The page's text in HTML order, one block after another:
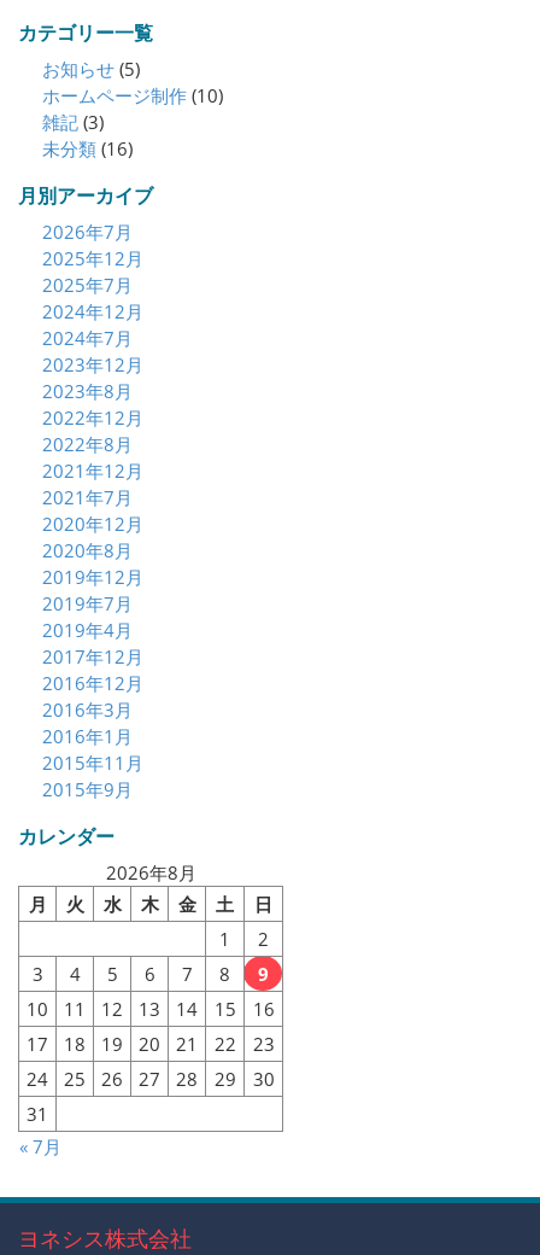
カテゴリー一覧
お知らせ (5)
ホームページ制作 (10)
雑記 (3)
未分類 (16)
月別アーカイブ
2026年7月
2025年12月
2025年7月
2024年12月
2024年7月
2023年12月
2023年8月
2022年12月
2022年8月
2021年12月
2021年7月
2020年12月
2020年8月
2019年12月
2019年7月
2019年4月
2017年12月
2016年12月
2016年3月
2016年1月
2015年11月
2015年9月
カレンダー
2026年8月
月
火 水 木 金 土 日
« 7月
1
2
3
4 5 6 7 8
9
10
11 12 13 14 15
16
17
18 19 20 21 22
23
24
25 26 27 28 29
30
31
ヨネシス株式会社